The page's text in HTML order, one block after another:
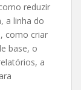
reduzir
a linha do
como criar
base, o
a